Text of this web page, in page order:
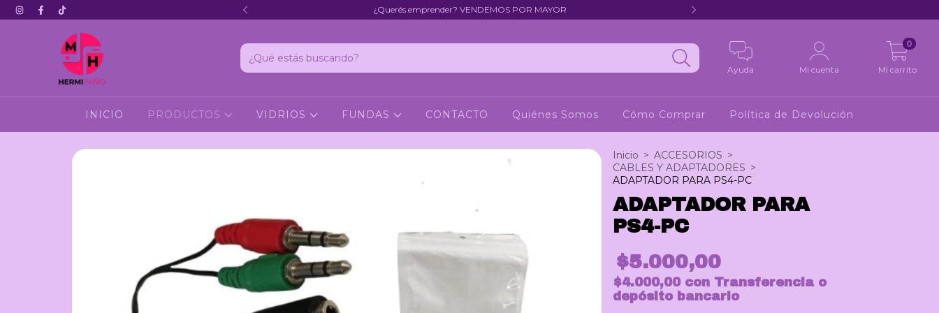
Hola 3 ¿Querés emprender? VENDEMOS POR MAYOR
Ayuda Mi cuenta Mi carrito
0
INICIO PRODUCTOS VIDRIOS FUNDAS CONTACTO Quiénes Somos Cómo Comprar Política de Devolución
Inicio > ACCESORIOS >
CABLES Y ADAPTADORES >
ADAPTADOR PARA PS4-PC
ADAPTADOR PARA
PS4-PC
$5.000,00
$4.000,00 con Transferencia o
depósito bancario